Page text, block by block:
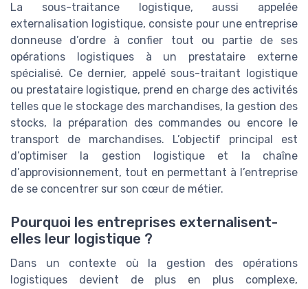
La sous-traitance logistique, aussi appelée
externalisation logistique, consiste pour une entreprise
donneuse d’ordre à confier tout ou partie de ses
opérations logistiques à un prestataire externe
spécialisé. Ce dernier, appelé sous-traitant logistique
ou prestataire logistique, prend en charge des activités
telles que le stockage des marchandises, la gestion des
stocks, la préparation des commandes ou encore le
transport de marchandises. L’objectif principal est
d’optimiser la gestion logistique et la chaîne
d’approvisionnement, tout en permettant à l’entreprise
de se concentrer sur son cœur de métier.
Pourquoi les entreprises externalisent-
elles leur logistique ?
Dans un contexte où la gestion des opérations
logistiques devient de plus en plus complexe,